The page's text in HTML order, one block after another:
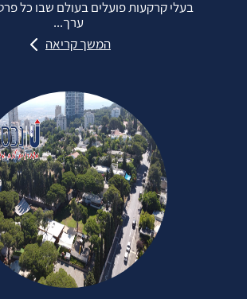
בעלי קרקעות פועלים בעולם שבו כל
ערך...
המשך קריאה